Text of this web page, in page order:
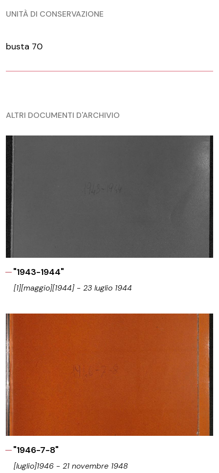
UNITÀ DI CONSERVAZIONE
busta 70
ALTRI DOCUMENTI D'ARCHIVIO
"1943-1944"
[1][maggio][1944] - 23 luglio 1944
"1946-7-8"
[luglio]1946 - 21 novembre 1948